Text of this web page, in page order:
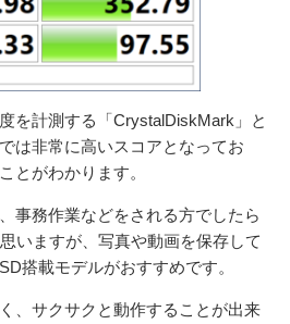
を計測する「CrystalDiskMark」と
は非常に高いスコアとなってお
とがわかります。
事務作業などをされる方でしたら
いますが、写真や動画を保存して
搭載モデルがおすすめです。
、サクサクと動作することが出来